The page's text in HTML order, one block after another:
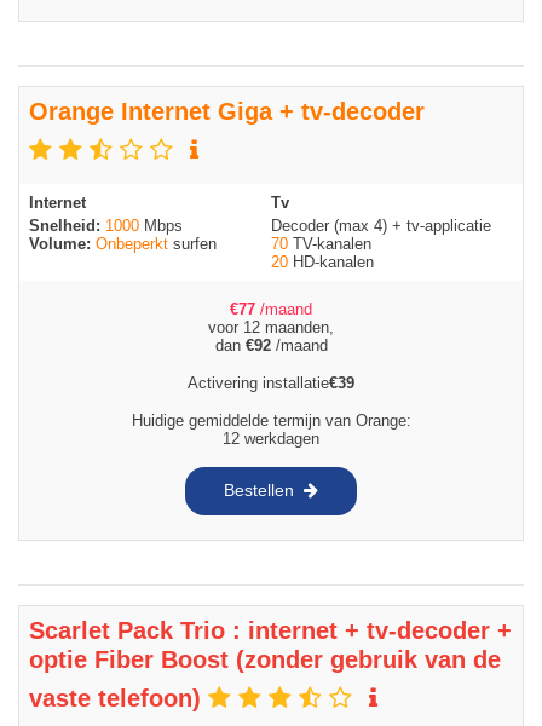
Orange Internet Giga + tv-decoder
Internet
Snelheid: 1000 Mbps
Volume: Onbeperkt surfen
Tv
Decoder (max 4) + tv-applicatie
70 TV-kanalen
20 HD-kanalen
€77 /maand
voor 12 maanden,
dan €92/maand
Activering installatie€39
Huidige gemiddelde termijn van Orange:
12 werkdagen
Bestellen
Scarlet Pack Trio : internet + tv-decoder +
optie Fiber Boost (zonder gebruik van de
vaste telefoon)